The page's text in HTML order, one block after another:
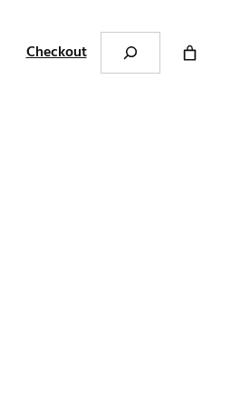
Checkout
Search